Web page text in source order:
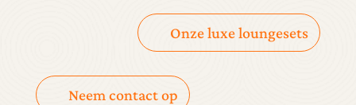
Onze luxe loungesets
Neem contact op